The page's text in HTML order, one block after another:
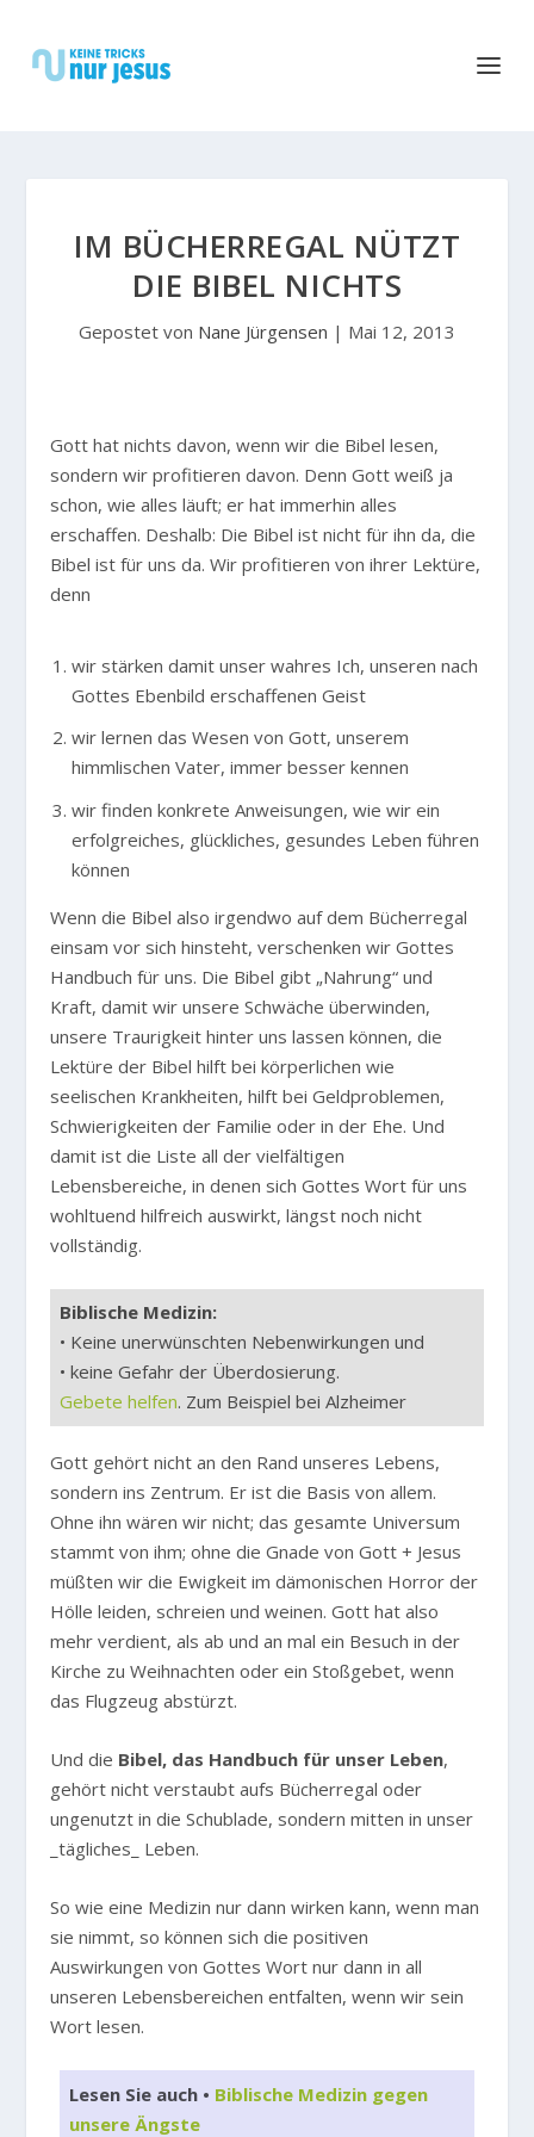
IM BÜCHERREGAL NÜTZT
DIE BIBEL NICHTS
Gepostet von Nane Jürgensen | Mai 12, 2013
Gott hat nichts davon, wenn wir die Bibel lesen,
sondern wir profitieren davon. Denn Gott weiß ja
schon, wie alles läuft; er hat immerhin alles
erschaffen. Deshalb: Die Bibel ist nicht für ihn da, die
Bibel ist für uns da. Wir profitieren von ihrer Lektüre,
denn
wir stärken damit unser wahres Ich, unseren nach
Gottes Ebenbild erschaffenen Geist
wir lernen das Wesen von Gott, unserem
himmlischen Vater, immer besser kennen
wir finden konkrete Anweisungen, wie wir ein
erfolgreiches, glückliches, gesundes Leben führen
können
Wenn die Bibel also irgendwo auf dem Bücherregal
einsam vor sich hinsteht, verschenken wir Gottes
Handbuch für uns. Die Bibel gibt „Nahrung“ und
Kraft, damit wir unsere Schwäche überwinden,
unsere Traurigkeit hinter uns lassen können, die
Lektüre der Bibel hilft bei körperlichen wie
seelischen Krankheiten, hilft bei Geldproblemen,
Schwierigkeiten der Familie oder in der Ehe. Und
damit ist die Liste all der vielfältigen
Lebensbereiche, in denen sich Gottes Wort für uns
wohltuend hilfreich auswirkt, längst noch nicht
vollständig.
Biblische Medizin:
• Keine unerwünschten Nebenwirkungen und
• keine Gefahr der Überdosierung.
Gebete helfen. Zum Beispiel bei Alzheimer
Gott gehört nicht an den Rand unseres Lebens,
sondern ins Zentrum. Er ist die Basis von allem.
Ohne ihn wären wir nicht; das gesamte Universum
stammt von ihm; ohne die Gnade von Gott + Jesus
müßten wir die Ewigkeit im dämonischen Horror der
Hölle leiden, schreien und weinen. Gott hat also
mehr verdient, als ab und an mal ein Besuch in der
Kirche zu Weihnachten oder ein Stoßgebet, wenn
das Flugzeug abstürzt.
Und die Bibel, das Handbuch für unser Leben,
gehört nicht verstaubt aufs Bücherregal oder
ungenutzt in die Schublade, sondern mitten in unser
_tägliches_ Leben.
So wie eine Medizin nur dann wirken kann, wenn man
sie nimmt, so können sich die positiven
Auswirkungen von Gottes Wort nur dann in all
unseren Lebensbereichen entfalten, wenn wir sein
Wort lesen.
Lesen Sie auch • Biblische Medizin gegen
unsere Ängste